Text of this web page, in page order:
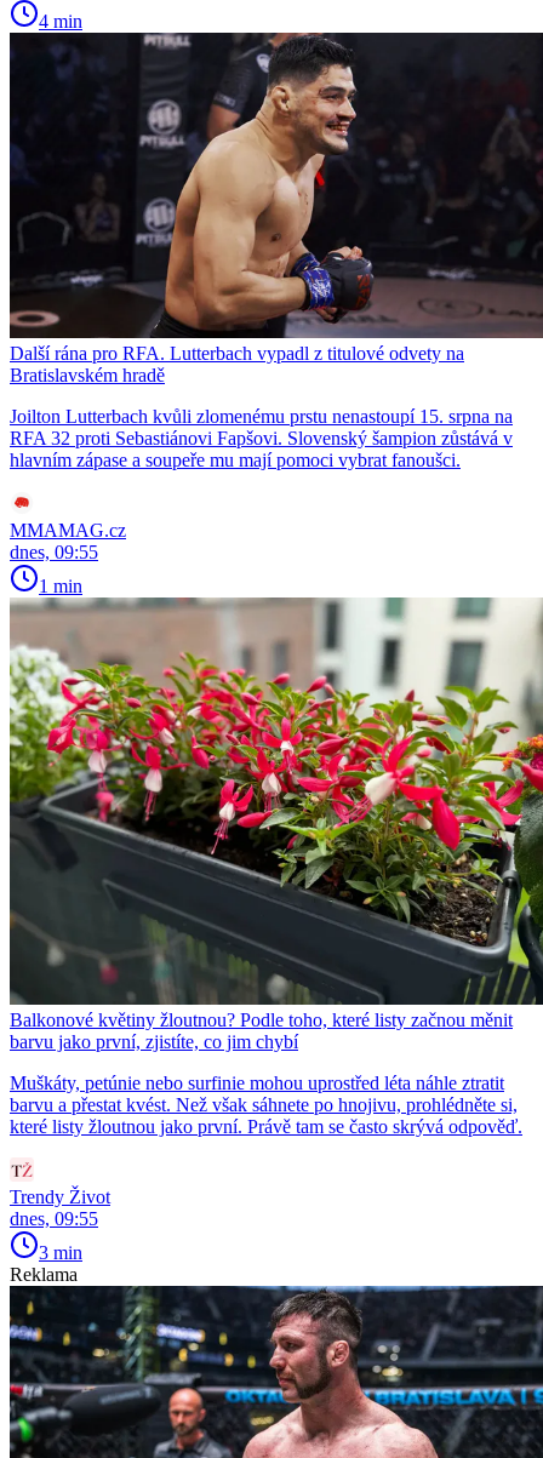
4 min
Další rána pro RFA. Lutterbach vypadl z titulové odvety na
Bratislavském hradě
Joilton Lutterbach kvůli zlomenému prstu nenastoupí 15. srpna na
RFA 32 proti Sebastiánovi Fapšovi. Slovenský šampion zůstává v
hlavním zápase a soupeře mu mají pomoci vybrat fanoušci.
MMAMAG.cz
dnes, 09:55
1 min
Balkonové květiny žloutnou? Podle toho, které listy začnou měnit
barvu jako první, zjistíte, co jim chybí
Muškáty, petúnie nebo surfinie mohou uprostřed léta náhle ztratit
barvu a přestat kvést. Než však sáhnete po hnojivu, prohlédněte si,
které listy žloutnou jako první. Právě tam se často skrývá odpověď.
Trendy Život
dnes, 09:55
3 min
Reklama